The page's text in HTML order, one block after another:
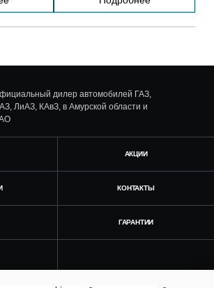
дилер автомобилей ГАЗ,
ЛиАЗ, КАвЗ, в Амурской области и
АКЦИИ
КОНТАКТЫ
ГАРАНТИИ